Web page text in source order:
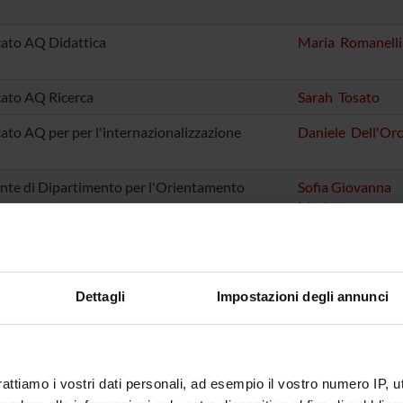
Dettagli Impostazioni degli annunci
i vostri dati personali, ad esempio il vostro numero IP,
AQ Didattica Maria Romanelli
AQ Ricerca Sarah Tosato
AQ per per l'internazionalizzazione Daniele
di Dipartimento per l'Orientamento
Sofia Giovanna
Mariotto
Rete delle Università per lo Sviluppo
Cantor Tarperi
di Dipartimento Comunicazione e Web Sara Bigardi